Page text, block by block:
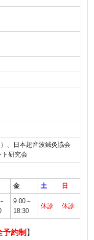
、日本超音波鍼灸協会
ト研究会
金 土 日
9:00～
18:30
休診 休診
予約制 】